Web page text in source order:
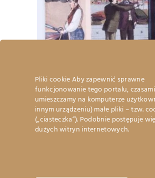
Poszetka „Atelier”
Pliki cookie Aby zapewnić sprawne
funkcjonowanie tego portalu, czasami
umieszczamy na komputerze
innym urządzeniu) małe pliki – tzw.
(„ciasteczka”). Podobnie postępuje
dużych witryn internetowych.